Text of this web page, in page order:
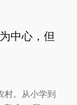
中心，但
村。从小学到